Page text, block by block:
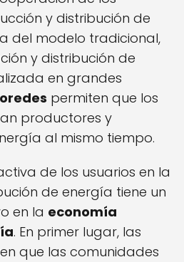
y distribución de
del modelo tradicional,
y distribución de
en grandes
permiten que los
productores y
al mismo tiempo.
de los usuarios en la
de energía tiene un
en la economía
. En primer lugar, las
que las comunidades